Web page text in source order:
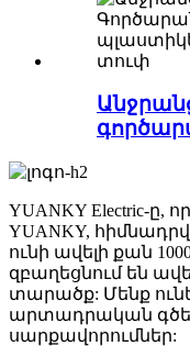
YUANKY Electric-ը,
YUANKY,
ունի ավելի քան
զբաղեցնում են
տարածք: Մենք
արտադրական
սարքավորումներ: